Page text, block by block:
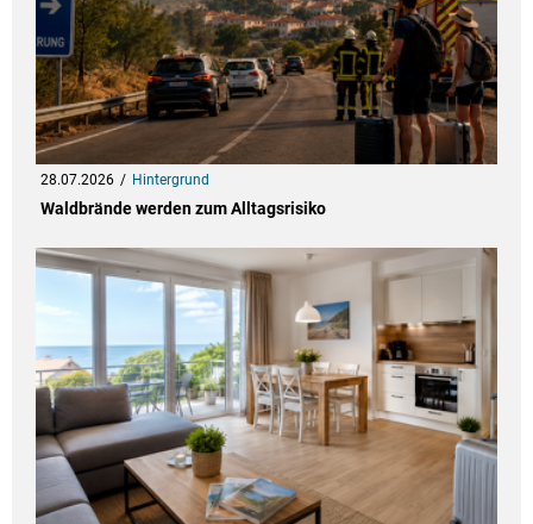
28.07.2026 Hintergrund
Waldbrände werden zum Alltagsrisiko